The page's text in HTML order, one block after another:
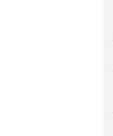
ネス研究会